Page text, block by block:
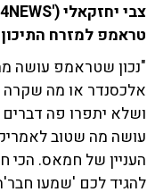
טראמפ למזרח
"נכון שטראמפ עושה
אלכסנדר או מה שקרה
ושלא יתפרו פה
עושה מה שטוב
העניין של חמאס. הכי
להגיד לכם 'שמעו